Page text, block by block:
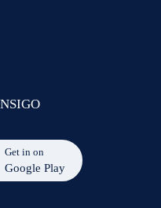
Get in on
Google Play